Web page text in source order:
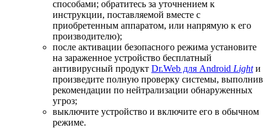
способами; обратитесь за уточнением к
инструкции, поставляемой вместе с
приобретенным аппаратом, или напрямую к его
производителю);
после активации безопасного режима установите
на зараженное устройство бесплатный
антивирусный продукт Dr.Web для Android Lightи
произведите полную проверку системы, выполнив
рекомендации по нейтрализации обнаруженных
угроз;
выключите устройство и включите его в обычном
режиме.